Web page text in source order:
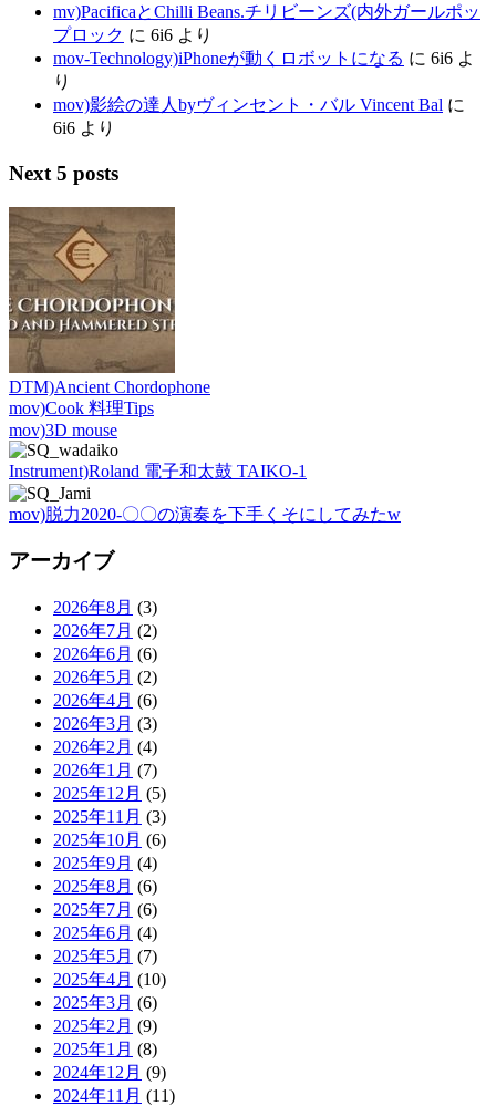
mv)PacificaとChilli Beans.チリビーンズ(内外ガールポッ
プロック に 6i6 より
mov-Technology)iPhoneが動くロボットになる に 6i6 よ
り
mov)影絵の達人byヴィンセント・バル Vincent Bal に
6i6 より
Next 5 posts
DTM)Ancient Chordophone
mov)Cook 料理Tips
mov)3D mouse
Instrument)Roland 電子和太鼓 TAIKO-1
mov)脱力2020-〇〇の演奏を下手くそにしてみたw
アーカイブ
2026年8月 (3)
2026年7月 (2)
2026年6月 (6)
2026年5月 (2)
2026年4月 (6)
2026年3月 (3)
2026年2月 (4)
2026年1月 (7)
2025年12月 (5)
2025年11月 (3)
2025年10月 (6)
2025年9月 (4)
2025年8月 (6)
2025年7月 (6)
2025年6月 (4)
2025年5月 (7)
2025年4月 (10)
2025年3月 (6)
2025年2月 (9)
2025年1月 (8)
2024年12月 (9)
2024年11月 (11)